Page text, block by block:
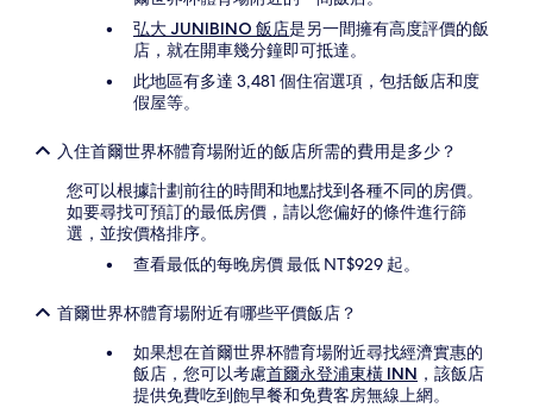
弘大 JUNIBINO 飯店是另一間擁有高度評價的飯
店，就在開車幾分鐘即可抵達。
此地區有多達 3,481 個住宿選項，包括飯店和度
假屋等。
入住首爾世界杯體育場附近的飯店所需的費用是多少？
您可以根據計劃前往的時間和地點找到各種不同的房價。
如要尋找可預訂的最低房價，請以您偏好的條件進行篩
選，並按價格排序。
查看最低的每晚房價 最低 NT$929 起。
首爾世界杯體育場附近有哪些平價飯店？
如果想在首爾世界杯體育場附近尋找經濟實惠的
飯店，您可以考慮首爾永登浦東橫 INN ，該飯店
提供免費吃到飽早餐和免費客房無線上網。